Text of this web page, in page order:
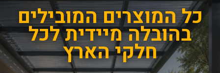
המוצרים המובילים
בהובלה מיידית לכל
חלקי הארץ